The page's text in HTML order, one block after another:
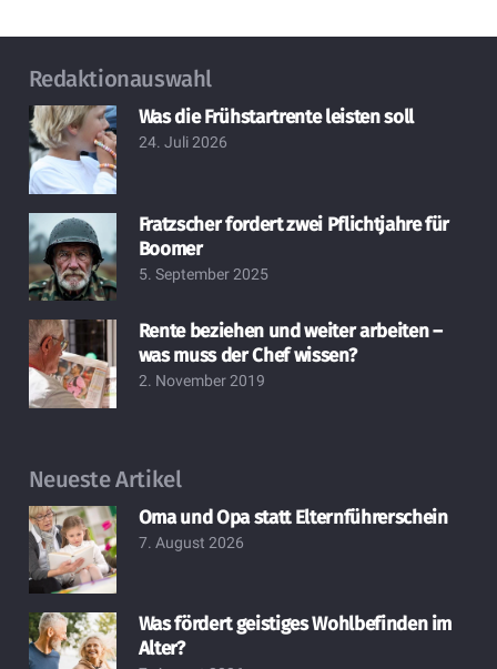
Redaktionauswahl
Was die Frühstartrente leisten soll
24. Juli 2026
Fratzscher fordert zwei Pflichtjahre für
Boomer
5. September 2025
Rente beziehen und weiter arbeiten –
was muss der Chef wissen?
2. November 2019
Neueste Artikel
Oma und Opa statt Elternführerschein
7. August 2026
Was fördert geistiges Wohlbefinden im
Alter?